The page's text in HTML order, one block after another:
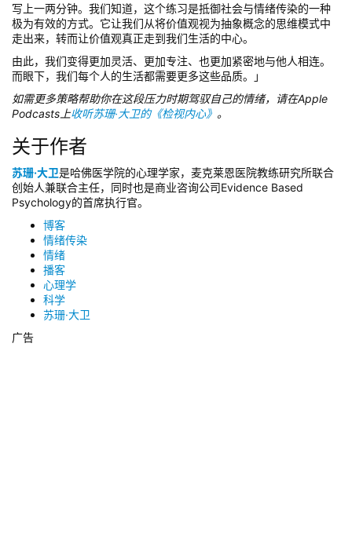
写上一两分钟。我们知道，这个练习是抵御社会与情绪传染的一种
极为有效的方式。它让我们从将价值观视为抽象概念的思维模式中
走出来，转而让价值观真正走到我们生活的中心。
由此，我们变得更加灵活、更加专注、也更加紧密地与他人相连。
而眼下，我们每个人的生活都需要更多这些品质。」
如需更多策略帮助你在这段压力时期驾驭自己的情绪，请在Apple
Podcasts上收听苏珊·大卫的《检视内心》 。
关于作者
苏珊·大卫是哈佛医学院的心理学家，麦克莱恩医院教练研究所联合
创始人兼联合主任，同时也是商业咨询公司Evidence Based
Psychology的首席执行官。
博客
情绪传染
情绪
播客
心理学
科学
苏珊·大卫
广告